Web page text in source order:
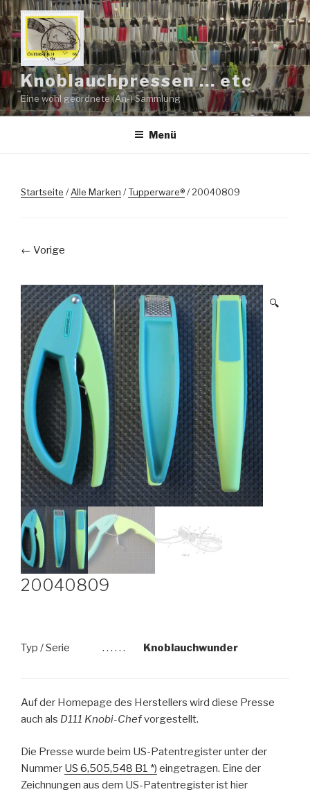
Zum
Inhalt
springen
Knoblauchpressen … etc
Eine wohl geordnete (An-) Sammlung
Menü
Startseite /Alle Marken /Tupperware®/ 20040809
← Vorige
🔍
20040809
Typ / Serie . . . . . . Knoblauchwunder
Auf der Homepage des Herstellers wird diese Presse
auch als D111 Knobi-Chefvorgestellt.
Die Presse wurde beim US-Patentregister unter der
Nummer US 6,505,548 B1 *) eingetragen. Eine der
Zeichnungen aus dem US-Patentregister ist hier